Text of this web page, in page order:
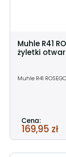
Muhle R41
żyletki
Muhle R41
Cena:
169,95 zł